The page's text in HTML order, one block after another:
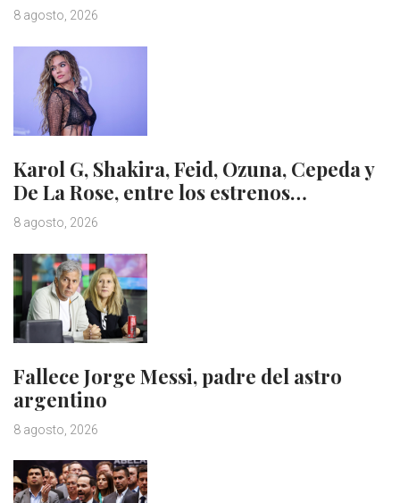
8 agosto, 2026
Karol G, Shakira, Feid, Ozuna, Cepeda y
De La Rose, entre los estrenos…
8 agosto, 2026
Fallece Jorge Messi, padre del astro
argentino
8 agosto, 2026